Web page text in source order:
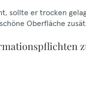
sollte er trocken
Oberfläche